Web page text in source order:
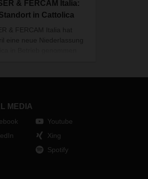
& FERCAM Italia:
in Cattolica
& FERCAM Italia hat
eine neue Niederlassung
Rimini ist geprägt
Möbelfabriken in den
Fano und Pesaro
MEDIA
Youtube
Xing
Spotify